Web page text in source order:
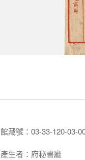
館藏號：03-33-120-03-
產生者：府秘書廳